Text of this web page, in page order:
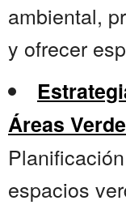
ambiental,
y ofrecer
Áreas
espacios